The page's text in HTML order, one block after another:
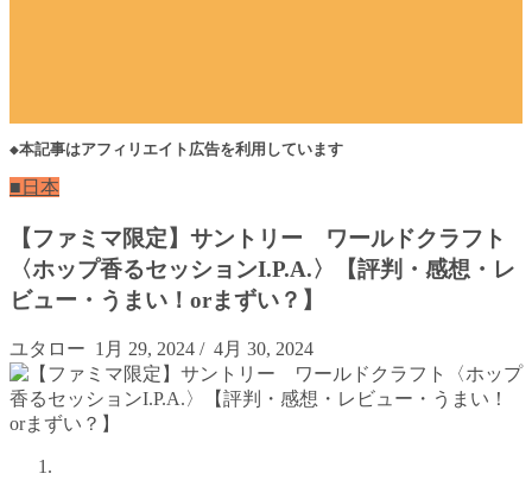
◆本記事はアフィリエイト広告を利用しています
■日本
【ファミマ限定】サントリー ワールドクラフト
〈ホップ香るセッションI.P.A.〉【評判・感想・レ
ビュー・うまい！orまずい？】
ユタロー 1月 29, 2024 / 4月 30, 2024